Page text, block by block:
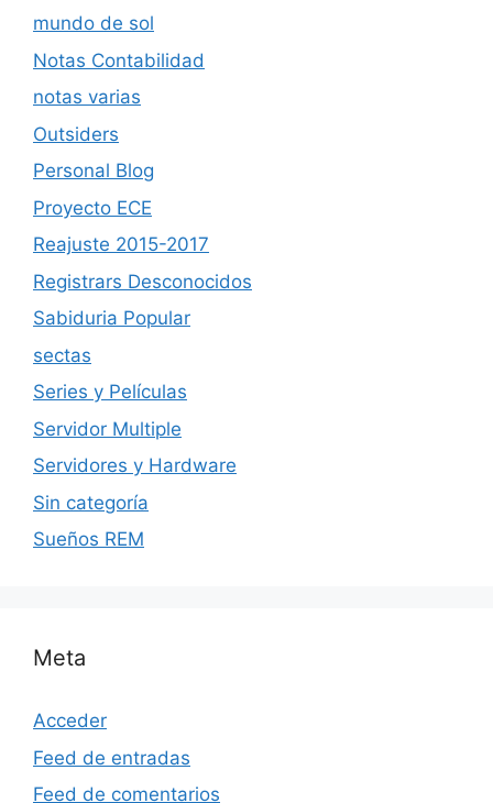
mundo de sol
Notas Contabilidad
notas varias
Outsiders
Personal Blog
Proyecto ECE
Reajuste 2015-2017
Registrars Desconocidos
Sabiduria Popular
sectas
Series y Películas
Servidor Multiple
Servidores y Hardware
Sin categoría
Sueños REM
Meta
Acceder
Feed de entradas
Feed de comentarios